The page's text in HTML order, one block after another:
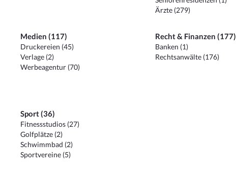
Ärzte (279)
Medien (117)
Druckereien (45)
Verlage (2)
Werbeagentur (70)
Recht & Finanzen (177)
Banken (1)
Rechtsanwälte (176)
Sport (36)
Fitnessstudios (27)
Golfplätze (2)
Schwimmbad (2)
Sportvereine (5)